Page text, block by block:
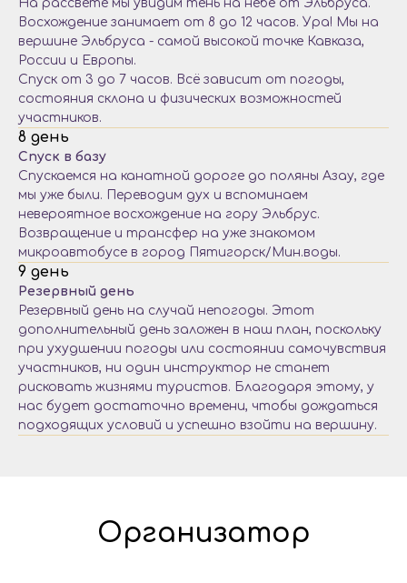
На рассвете мы увидим тень на небе от Эльбруса.
Восхождение занимает от 8 до 12 часов. Ура! Мы на
вершине Эльбруса - самой высокой точке Кавказа,
России и Европы.
Спуск от 3 до 7 часов. Всё зависит от погоды,
состояния склона и физических возможностей
участников.
8 день
Спуск в базу
Спускаемся на канатной дороге до поляны Азау, где
мы уже были. Переводим дух и вспоминаем
невероятное восхождение на гору Эльбрус.
Возвращение и трансфер на уже знакомом
микроавтобусе в город Пятигорск/Мин.воды.
9 день
Резервный день
Резервный день на случай непогоды. Этот
дополнительный день заложен в наш план, поскольку
при ухудшении погоды или состоянии самочувствия
участников, ни один инструктор не станет
рисковать жизнями туристов. Благодаря этому, у
нас будет достаточно времени, чтобы дождаться
подходящих условий и успешно взойти на вершину.
Организатор